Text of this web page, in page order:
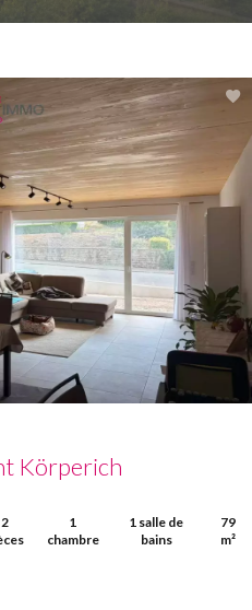
Körperich
2
1
chambre
1 salle de
bains
79
m²